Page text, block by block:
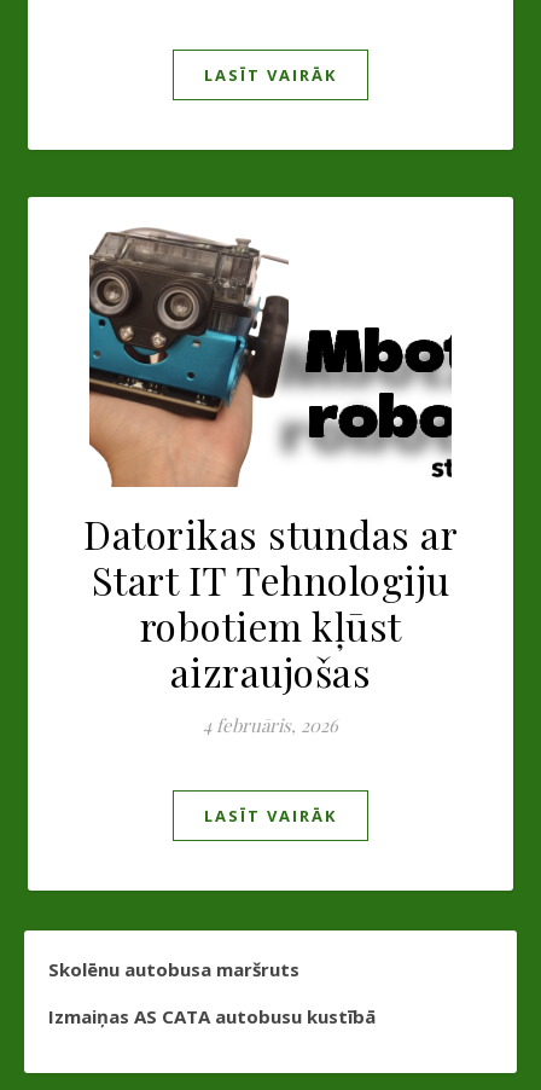
LASĪT VAIRĀK
Datorikas stundas ar
Start IT Tehnologiju
robotiem kļūst
aizraujošas
4 februāris, 2026
LASĪT VAIRĀK
Skolēnu autobusa maršruts
Izmaiņas AS CATA autobusu kustībā